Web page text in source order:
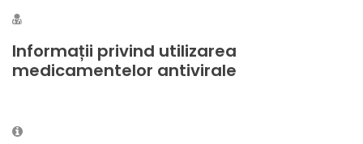
Informații privind utilizarea
medicamentelor antivirale